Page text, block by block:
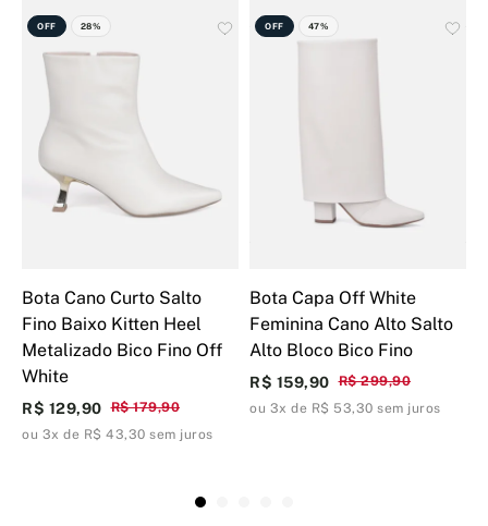
OFF 28%
Bota Cano Curto Salto
Fino Baixo Kitten Heel
Metalizado Bico Fino Off
White
R$ 179,90
R$ 129,90
ou 3x de R$ 43,30 sem juros
OFF 47%
Bota Capa Off White
Feminina Cano Alto Salto
Alto Bloco Bico Fino
R$ 299,90
R$ 159,90
ou 3x de R$ 53,30 sem juros